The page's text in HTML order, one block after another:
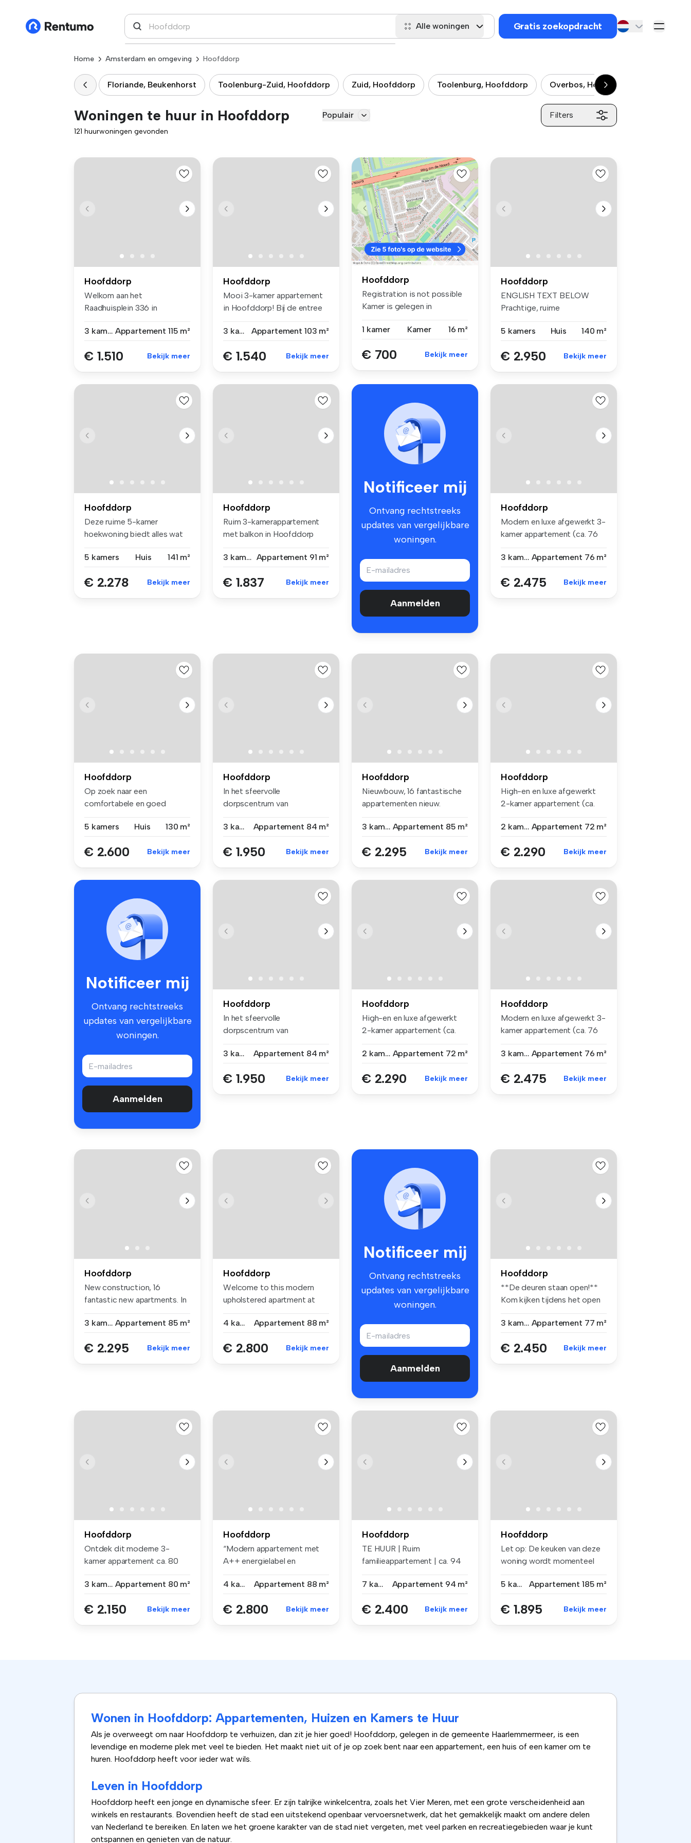
Alle woningen Gratis zoekopdracht
Home Amsterdam en omgeving Hoofddorp
Floriande, Beukenhorst Toolenburg-Zuid, Hoofddorp Zuid, Hoofddorp Toolenburg, Hoofddorp Overbos, Hoofddorp
Woningen te huur in Hoofddorp Populair Filters
121 huurwoningen gevonden
Hoofddorp
Welkom aan het
Raadhuisplein 336 in
3 kamers Appartement 115 m²
€ 1.510 Bekijk meer
Hoofddorp
Mooi 3-kamer appartement
in Hoofddorp! Bij de entree
3 kamers
Appartement 103 m²
€ 1.540 Bekijk meer
Hoofddorp
Registration is not possible
Kamer is gelegen in
1 kamer
Kamer 16 m²
€ 700 Bekijk meer
Hoofddorp
ENGLISH TEXT BELOW
Prachtige, ruime
5 kamers
Huis 140 m²
€ 2.950 Bekijk meer
Hoofddorp
Deze ruime 5-kamer
hoekwoning biedt alles wat
5 kamers
Huis 141 m²
€ 2.278 Bekijk meer
Hoofddorp
Ruim 3-kamerappartement
met balkon in Hoofddorp
3 kamers Appartement 91 m²
€ 1.837 Bekijk meer
Notificeer mij
Ontvang rechtstreeks
updates van vergelijkbare
woningen.
Aanmelden
Hoofddorp
Modern en luxe afgewerkt 3-
kamer appartement (ca. 76
3 kamers Appartement 76 m²
€ 2.475 Bekijk meer
Hoofddorp
Op zoek naar een
comfortabele en goed
5 kamers
Huis 130 m²
€ 2.600 Bekijk meer
Hoofddorp
In het sfeervolle
dorpscentrum van
3 kamers
Appartement 84 m²
€ 1.950 Bekijk meer
Hoofddorp
Nieuwbouw, 16 fantastische
appartementen nieuw.
3 kamers Appartement 85 m²
€ 2.295 Bekijk meer
Hoofddorp
High-en en luxe afgewerkt
2-kamer appartement (ca.
2 kamers Appartement 72 m²
€ 2.290 Bekijk meer
Notificeer mij
Ontvang rechtstreeks
updates van vergelijkbare
woningen.
Aanmelden
Hoofddorp
In het sfeervolle
dorpscentrum van
3 kamers
Appartement 84 m²
€ 1.950 Bekijk meer
Hoofddorp
High-en en luxe afgewerkt
2-kamer appartement (ca.
2 kamers Appartement 72 m²
€ 2.290 Bekijk meer
Hoofddorp
Modern en luxe afgewerkt 3-
kamer appartement (ca. 76
3 kamers Appartement 76 m²
€ 2.475 Bekijk meer
Hoofddorp
New construction, 16
fantastic new apartments. In
3 kamers Appartement 85 m²
€ 2.295 Bekijk meer
Hoofddorp
Welcome to this modern
upholstered apartment at
4 kamers
Appartement 88 m²
€ 2.800 Bekijk meer
Notificeer mij
Ontvang rechtstreeks
updates van vergelijkbare
woningen.
Aanmelden
Hoofddorp
**De deuren staan open!**
Kom kijken tijdens het open
3 kamers Appartement 77 m²
€ 2.450 Bekijk meer
Hoofddorp
Ontdek dit moderne 3-
kamer appartement ca. 80
3 kamers Appartement 80 m²
€ 2.150 Bekijk meer
Hoofddorp
“Modern appartement met
A++ energielabel en
4 kamers
Appartement 88 m²
€ 2.800 Bekijk meer
Hoofddorp
TE HUUR | Ruim
familieappartement | ca. 94
7 kamers
Appartement 94 m²
€ 2.400 Bekijk meer
Hoofddorp
Let op: De keuken van deze
woning wordt momenteel
5 kamers
Appartement 185 m²
€ 1.895 Bekijk meer
Wonen in Hoofddorp: Appartementen, Huizen en Kamers te Huur
Als je overweegt om naar Hoofddorp te verhuizen, dan zit je hier goed! Hoofddorp, gelegen in de gemeente Haarlemmermeer, is een
levendige en moderne plek met veel te bieden. Het maakt niet uit of je op zoek bent naar een appartement, een huis of een kamer om te
huren. Hoofddorp heeft voor ieder wat wils.
Leven in Hoofddorp
Hoofddorp heeft een jonge en dynamische sfeer. Er zijn talrijke winkelcentra, zoals het Vier Meren, met een grote verscheidenheid aan
winkels en restaurants. Bovendien heeft de stad een uitstekend openbaar vervoersnetwerk, dat het gemakkelijk maakt om andere delen
van Nederland te bereiken. En laten we het groene karakter van de stad niet vergeten, met veel parken en recreatiegebieden waar je kunt
ontspannen en genieten van de natuur.